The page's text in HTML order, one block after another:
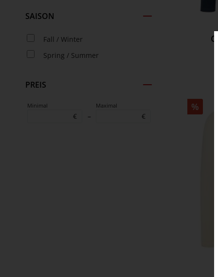
SAISON
Fall / Winter
Spring / Summer
PREIS
Minimal
€ –
Maximal
€
%